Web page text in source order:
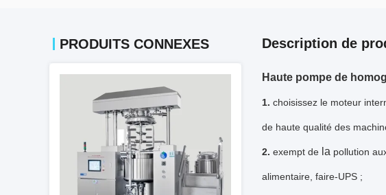
PRODUITS CONNEXES Description de
Haute pompe de
1. choisissez le moteur
de haute qualité des
2. exempt de la pollution
alimentaire, faire-UPS ;